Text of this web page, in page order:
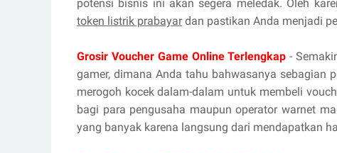
potensi bisnis ini akan segera meledak. Oleh
token listrik prabayardan pastikan Anda menjadi
Grosir Voucher Game Online Terlengkap -
gamer, dimana Anda tahu bahwasanya sebagian
merogoh kocek dalam-dalam untuk membeli
bagi para pengusaha maupun operator warnet
yang banyak karena langsung dari mendapatkan